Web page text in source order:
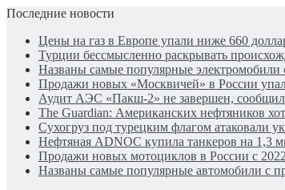
Последние новости
Цены на газ в Европе упали ниже 660
Турции бессмысленно раскрывать
Названы самые популярные электромобили
Продажи новых «Москвичей» в России
Аудит АЭС «Пакш-2» не завершен,
The Guardian: Американских нефтяников
Сухогруз под турецким флагом атаковали
Нефтяная ADNOC купила танкеров на 1,3
Продажи новых мотоциклов в России с
Названы самые популярные автомобили с